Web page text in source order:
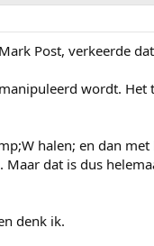
Post, verkeerde
wordt.
halen; en dan met
dat is dus
denk ik.